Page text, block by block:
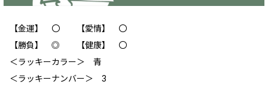
【金運】 ‪‪〇 【愛情】 〇
【勝負】 ◎ 【健康】 〇
＜ラッキーカラー＞ 青
＜ラッキーナンバー＞ 3